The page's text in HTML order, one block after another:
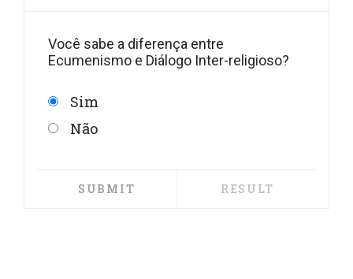
Você sabe a diferença entre
Ecumenismo e Diálogo Inter-religioso?
Sim
Não